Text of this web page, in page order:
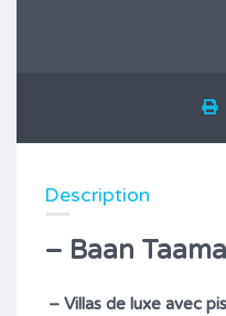
Description
– Baan
– Villas de luxe avec